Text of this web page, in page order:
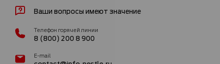
Ваши вопросы имеют значение
Телефон горячей линии
8 (800) 200 8 900
E-mail